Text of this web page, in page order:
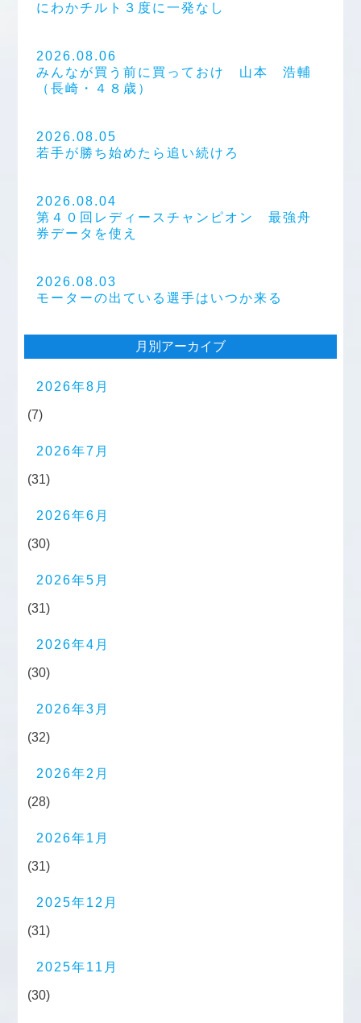
にわかチルト３度に一発なし
2026.08.06
みんなが買う前に買っておけ 山本 浩輔
（長崎・４８歳）
2026.08.05
若手が勝ち始めたら追い続けろ
2026.08.04
第４０回レディースチャンピオン 最強舟
券データを使え
2026.08.03
モーターの出ている選手はいつか来る
月別アーカイブ
2026年8月
(7)
2026年7月
(31)
2026年6月
(30)
2026年5月
(31)
2026年4月
(30)
2026年3月
(32)
2026年2月
(28)
2026年1月
(31)
2025年12月
(31)
2025年11月
(30)